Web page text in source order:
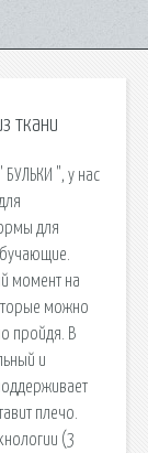
ткани
", у нас
для
момент на
можно
пройдя. В
и
плечо.
(3